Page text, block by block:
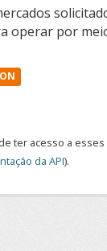
operar por
ter acesso a
da API).